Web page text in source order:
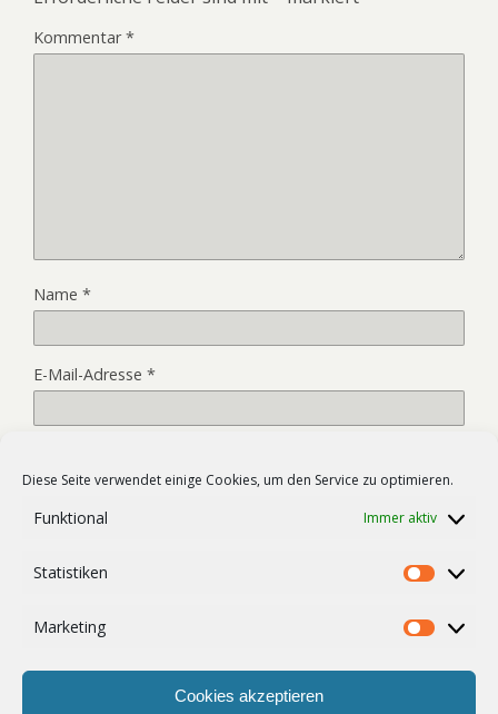
Diese Seite verwendet einige Cookies, um den Service zu optimieren.
Funktional Immer aktiv
Statistiken
Marketing
Cookies akzeptieren
Kommentar*
Name *
E-Mail-Adresse *
meinen nächsten Kommentar speichern.